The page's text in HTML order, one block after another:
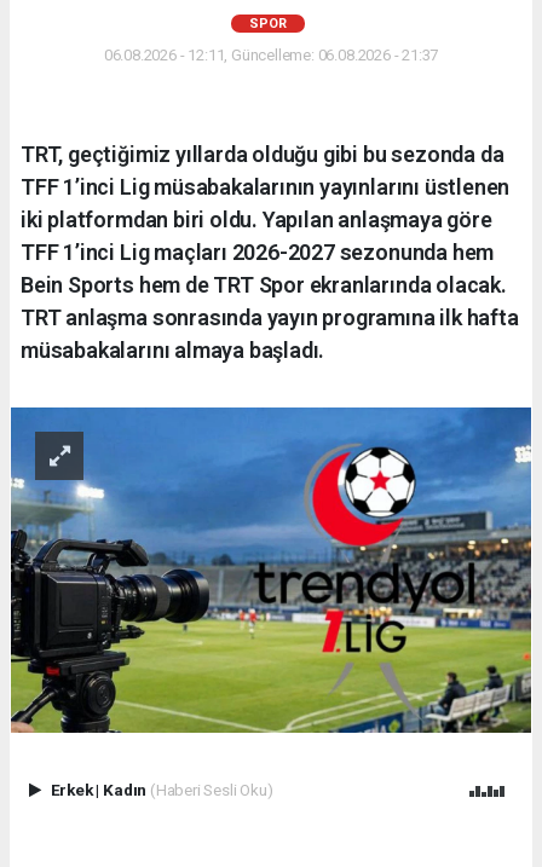
SPOR
06.08.2026 - 12:11, Güncelleme: 06.08.2026 - 21:37
TRT, geçtiğimiz yıllarda olduğu gibi bu sezonda da
TFF 1’inci Lig müsabakalarının yayınlarını üstlenen
iki platformdan biri oldu. Yapılan anlaşmaya göre
TFF 1’inci Lig maçları 2026-2027 sezonunda hem
Bein Sports hem de TRT Spor ekranlarında olacak.
TRT anlaşma sonrasında yayın programına ilk hafta
müsabakalarını almaya başladı.
Erkek| Kadın (Haberi Sesli Oku)